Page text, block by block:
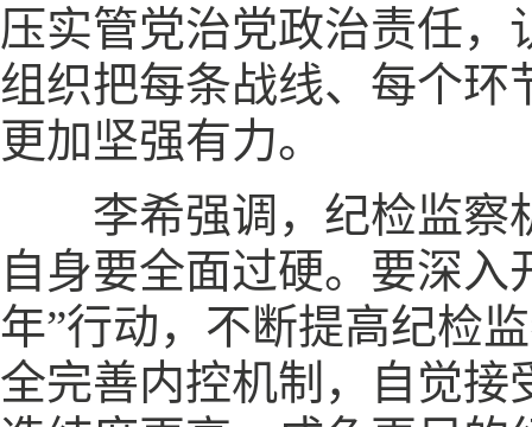
压实管党治党政治责任
组织把每条战线、每个环
更加坚强有力。
李希强调，纪检监察
自身要全面过硬。要深
年”行动，不断提高纪检
全完善内控机制，自觉接